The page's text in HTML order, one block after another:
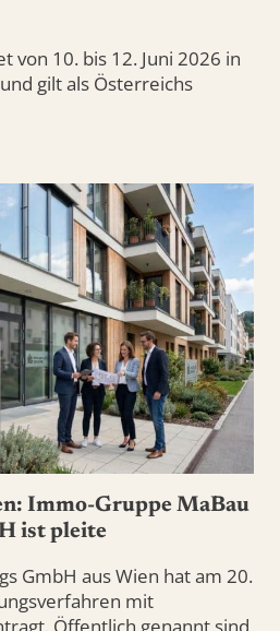
von 10. bis 12. Juni 2026 in
gilt als Österreichs
Immo-Gruppe MaBau
ist pleite
GmbH aus Wien hat am 20.
mit